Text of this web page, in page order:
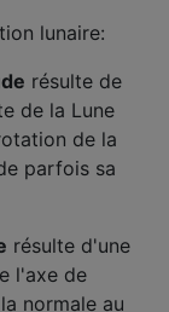
lunaire:
résulte de
de la Lune
de la
parfois sa
résulte d'une
l'axe de
normale au